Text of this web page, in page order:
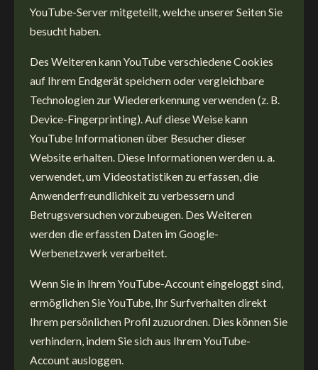
YouTube-Server mitgeteilt, welche unserer Seiten Sie
besucht haben.
Des Weiteren kann YouTube verschiedene Cookies
auf Ihrem Endgerät speichern oder vergleichbare
Technologien zur Wiedererkennung verwenden (z. B.
Device-Fingerprinting). Auf diese Weise kann
YouTube Informationen über Besucher dieser
Website erhalten. Diese Informationen werden u. a.
verwendet, um Videostatistiken zu erfassen, die
Anwenderfreundlichkeit zu verbessern und
Betrugsversuchen vorzubeugen. Des Weiteren
werden die erfassten Daten im Google-
Werbenetzwerk verarbeitet.
Wenn Sie in Ihrem YouTube-Account eingeloggt sind,
ermöglichen Sie YouTube, Ihr Surfverhalten direkt
Ihrem persönlichen Profil zuzuordnen. Dies können Sie
verhindern, indem Sie sich aus Ihrem YouTube-
Account ausloggen.